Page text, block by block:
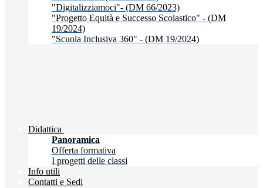
"Digitalizziamoci"- (DM 66/2023)
"Progetto Equità e Successo Scolastico" - (DM
19/2024)
"Scuola Inclusiva 360" - (DM 19/2024)
Didattica
Panoramica
Offerta formativa
I progetti delle classi
Info utili
Contatti e Sedi